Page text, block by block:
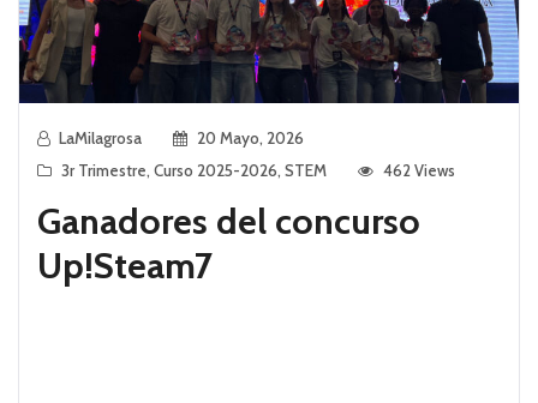
LaMilagrosa
20 Mayo, 2026
3r Trimestre, Curso 2025-2026, STEM 462 Views
Ganadores del concurso
Up!Steam7